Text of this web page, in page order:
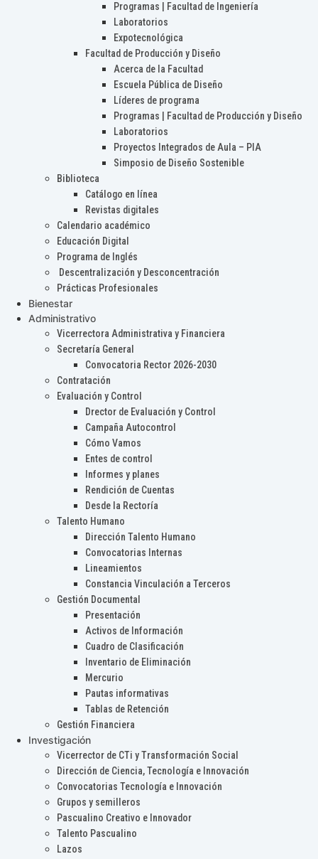
Programas | Facultad de Ingeniería
Laboratorios
Expotecnológica
Facultad de Producción y Diseño
Acerca de la Facultad
Escuela Pública de Diseño
Líderes de programa
Programas | Facultad de Producción y Diseño
Laboratorios
Proyectos Integrados de Aula – PIA
Simposio de Diseño Sostenible
Biblioteca
Catálogo en línea
Revistas digitales
Calendario académico
Educación Digital
Programa de Inglés
Descentralización y Desconcentración
Prácticas Profesionales
Bienestar
Administrativo
Vicerrectora Administrativa y Financiera
Secretaría General
Convocatoria Rector 2026-2030
Contratación
Evaluación y Control
Drector de Evaluación y Control
Campaña Autocontrol
Cómo Vamos
Entes de control
Informes y planes
Rendición de Cuentas
Desde la Rectoría
Talento Humano
Dirección Talento Humano
Convocatorias Internas
Lineamientos
Constancia Vinculación a Terceros
Gestión Documental
Presentación
Activos de Información
Cuadro de Clasificación
Inventario de Eliminación
Mercurio
Pautas informativas
Tablas de Retención
Gestión Financiera
Investigación
Vicerrector de CTi y Transformación Social
Dirección de Ciencia, Tecnología e Innovación
Convocatorias Tecnología e Innovación
Grupos y semilleros
Pascualino Creativo e Innovador
Talento Pascualino
Lazos